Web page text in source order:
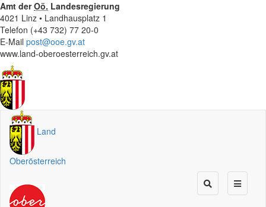
Amt derOö. Landesregierung
4021 Linz • Landhausplatz 1
Telefon (+43 732) 77 20-0
E-Mail post@ooe.gv.at
www.land-oberoesterreich.gv.at
Land
Oberösterreich